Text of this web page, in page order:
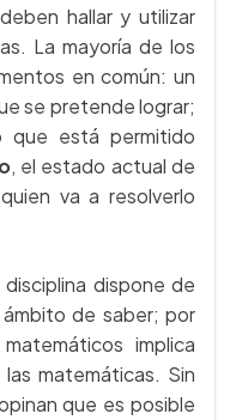
hallar y utilizar
La mayoría de los
en común: un
se pretende lograr;
que está permitido
, el estado actual de
va a resolverlo
dispone de
de saber; por
implica
matemáticas. Sin
que es posible